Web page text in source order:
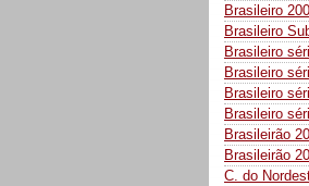
Brasileiro
Brasileiro
Brasileiro
Brasileiro
Brasileiro
Brasileiro
Brasileirão
Brasileirão
C. do